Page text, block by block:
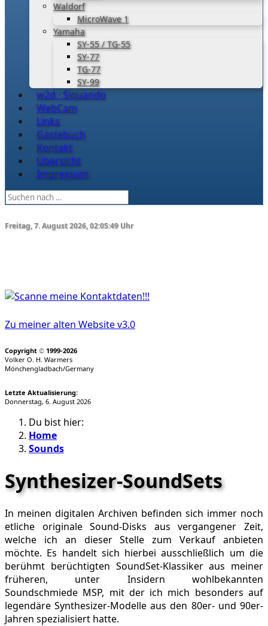
Waldorf
MicroWave 1
Yamaha
SY-55 / TG-55
SY-77
TG-77
SY-99
w2d · Siquando
WebCam
Links
Gästebuch
Kontakt
Übersicht
Impressum
Freitag, 7. August 2026, 02:05:49 Uhr
Zu meiner alten Website v3.0
Copyright © 1999-2026
Volker O. H. Warmers
Mönchengladbach/Germany
Letzte Aktualisierung:
Donnerstag, 6. August 2026
Du bist hier:
Home
Sounds
Synthesizer-SoundSets
In meinen digitalen Archiven befinden sich immer noch
etliche originale Sound-Disks aus vergangener Zeit,
welche ich an dieser Stelle zum Verkauf anbieten
möchte. Es handelt sich hierbei ausschließlich um die
berühmt berüchtigten SoundSet-Klassiker aus meiner
früheren, unter Insidern wohlbekannten
Soundschmiede MSP, mit der ich mich besonders auf
legendäre Synthesizer-Modelle aus den 80er- und 90er-
Jahren spezialisiert hatte.